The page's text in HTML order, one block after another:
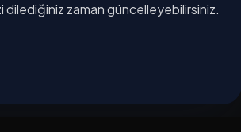
dilediğiniz zaman güncelleyebilirsiniz.
Üyelik Sözleşmesi